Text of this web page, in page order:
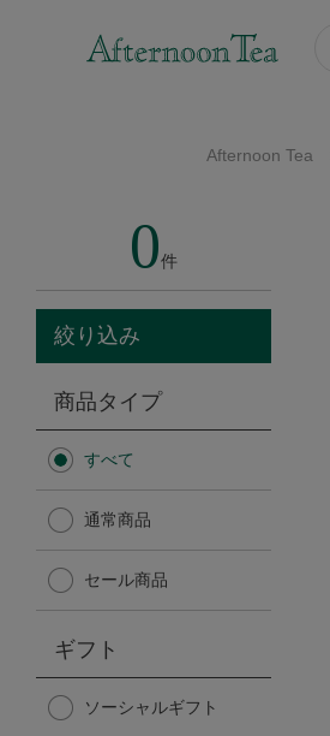
ソーシャルギフト
カタログギフト
Afternoon Tea TEAROOM
Afternoon Tea TEAROOM
Afternoon Tea
0件
絞り込み
商品タイプ
すべて
通常商品
セール商品
ギフト
ソーシャルギフト